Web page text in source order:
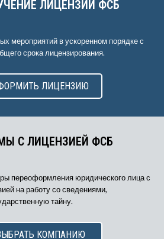
ЛИЦЕНЗИИ ФСБ
мероприятий в ускоренном порядке с
срока лицензирования.
ЛИЦЕНЗИЮ
С ЛИЦЕНЗИЕЙ ФСБ
переоформления юридического лица с
на работу со сведениями,
тайну.
КОМПАНИЮ